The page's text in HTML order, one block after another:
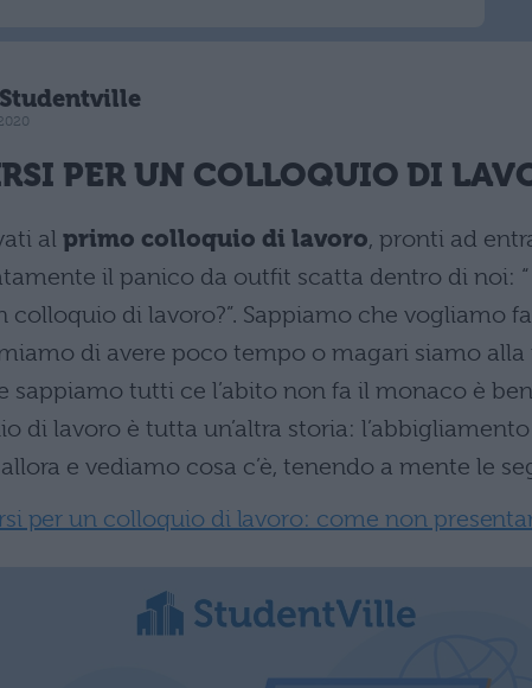
PER UN COLLOQUIO DI
al primo colloquio di lavoro, pronti ad
il panico da outfit scatta dentro di noi:
colloquio di lavoro?”. Sappiamo che vogliamo
di avere poco tempo o magari siamo alla
sappiamo tutti ce l’abito non fa il monaco è
di lavoro è tutta un’altra storia:
e vediamo cosa c’è, tenendo a mente le
per un colloquio di lavoro: come non